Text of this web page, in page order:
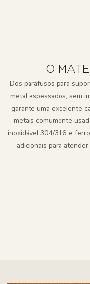
O
Dos parafusos para
metal espessados, sem
garante uma excelente
metais comumente
inoxidável 304/316 e
adicionais para